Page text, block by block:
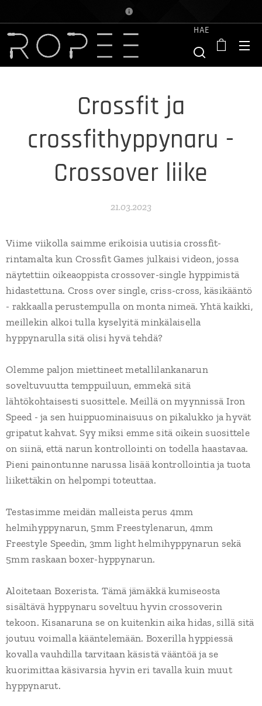
HAE
Crossfit ja
crossfithyppynaru -
Crossover liike
21.03.2023
Viime viikolla saimme erikoisia uutisia crossfit-
rintamalta kun Crossfit Games julkaisi videon, jossa
näytettiin oikeaoppista crossover-single hyppimistä
hidastettuna. Cross over single, criss-cross, käsikääntö
- rakkaalla perustempulla on monta nimeä. Yhtä kaikki,
meillekin alkoi tulla kyselyitä minkälaisella
hyppynarulla sitä olisi hyvä tehdä?
Olemme paljon miettineet metallilankanarun
soveltuvuutta temppuiluun, emmekä sitä
lähtökohtaisesti suosittele. Meillä on myynnissä Iron
Speed - ja sen huippuominaisuus on pikalukko ja hyvät
gripatut kahvat. Syy miksi emme sitä oikein suosittele
on siinä, että narun kontrollointi on todella haastavaa.
Pieni painontunne narussa lisää kontrollointia ja tuota
liikettäkin on helpompi toteuttaa.
Testasimme meidän malleista perus 4mm
helmihyppynarun, 5mm Freestylenarun, 4mm
Freestyle Speedin, 3mm light helmihyppynarun sekä
5mm raskaan boxer-hyppynarun.
Aloitetaan Boxerista. Tämä jämäkkä kumiseosta
sisältävä hyppynaru soveltuu hyvin crossoverin
tekoon. Kisanaruna se on kuitenkin aika hidas, sillä sitä
joutuu voimalla kääntelemään. Boxerilla hyppiessä
kovalla vauhdilla tarvitaan käsistä vääntöä ja se
kuorimittaa käsivarsia hyvin eri tavalla kuin muut
hyppynarut.